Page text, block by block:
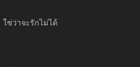
ใช่ว่าจะรักไม่ได้